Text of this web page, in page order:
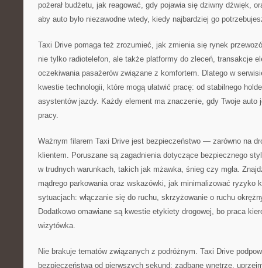
pożerał budżetu, jak reagować, gdy pojawia się dziwny dźwięk,
aby auto było niezawodne wtedy, kiedy najbardziej go
Taxi Drive pomaga też zrozumieć, jak zmienia się rynek
nie tylko radiotelefon, ale także platformy do zleceń, transakcje
oczekiwania pasażerów związane z komfortem. Dlatego w
kwestie technologii, które mogą ułatwić pracę: od stabilnego
asystentów jazdy. Każdy element ma znaczenie, gdy Twoje auto
pracy.
Ważnym filarem Taxi Drive jest bezpieczeństwo — zarówno na
klientem. Poruszane są zagadnienia dotyczące bezpiecznego
w trudnych warunkach, takich jak mżawka, śnieg czy mgła.
mądrego parkowania oraz wskazówki, jak minimalizować ryzyko
sytuacjach: włączanie się do ruchu, skrzyżowanie o ruchu
Dodatkowo omawiane są kwestie etykiety drogowej, bo praca
wizytówka.
Nie brakuje tematów związanych z podróżnym. Taxi Drive
bezpieczeństwa od pierwszych sekund: zadbane wnętrze,